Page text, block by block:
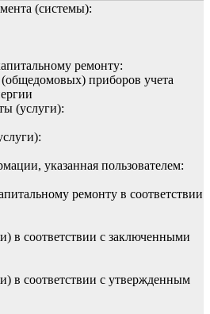
(системы):
ремонту:
приборов учета
(услуги):
указанная пользователем:
ремонту в соответствии
в соответствии с заключенными
в соответствии с утвержденным